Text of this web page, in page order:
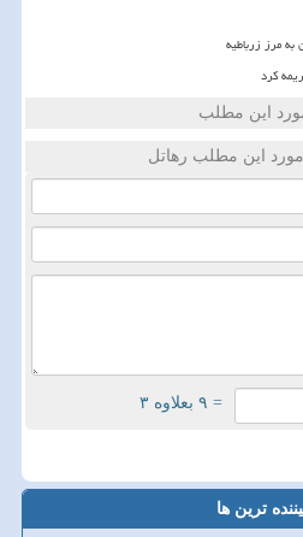
مرز زرباطیه
این مطلب
این مطلب رهاتل
= ۹ بعلاوه ۳
ترین ها